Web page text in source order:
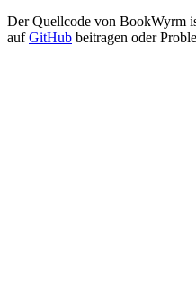
Der Quellcode von BookWyrm
aufGitHub beitragen oder